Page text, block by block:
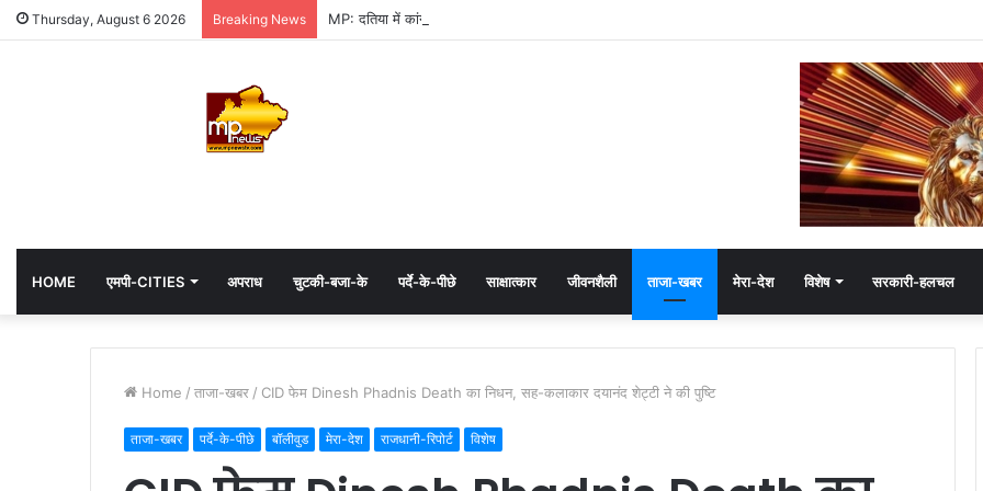
Thursday, August 6 2026 Breaking News MP: दतिया में कांग्रेस की जीत में जयवर्धन सिंह का जादू, 35 में 30 बूथ जीते
HOME एमपी-CITIES अपराध चुटकी-बजा-के पर्दे-के-पीछे साक्षात्कार जीवनशैली ताजा-खबर मेरा-देश विशेष सरकारी-हलचल
Home / ताजा-खबर / CID फेम Dinesh Phadnis Death का निधन, सह-कलाकार दयानंद शेट्टी ने की पुष्टि
ताजा-खबर पर्दे-के-पीछे बॉलीवुड मेरा-देश राजधानी-रिपोर्ट विशेष